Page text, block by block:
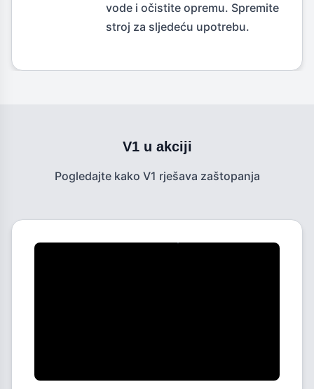
vode i očistite opremu. Spremite
stroj za sljedeću upotrebu.
V1 u akciji
Pogledajte kako V1 rješava zaštopanja